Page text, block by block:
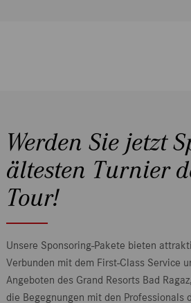
Werden Sie jetzt
ältesten Turnier
Tour!
Unsere Sponsoring-Pakete bieten
Verbunden mit dem First-Class Service
Angeboten des Grand Resorts Bad
die Begegnungen mit den Professionals